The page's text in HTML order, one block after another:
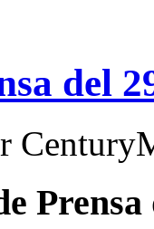
del